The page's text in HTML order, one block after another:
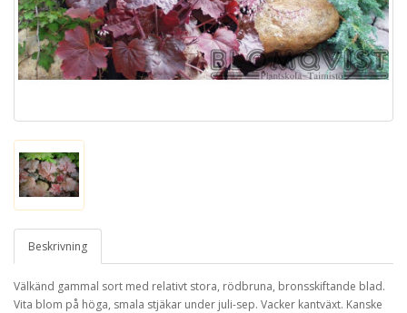
Beskrivning
Välkänd gammal sort med relativt stora, rödbruna, bronsskiftande blad.
Vita blom på höga, smala stjäkar under juli-sep. Vacker kantväxt. Kanske